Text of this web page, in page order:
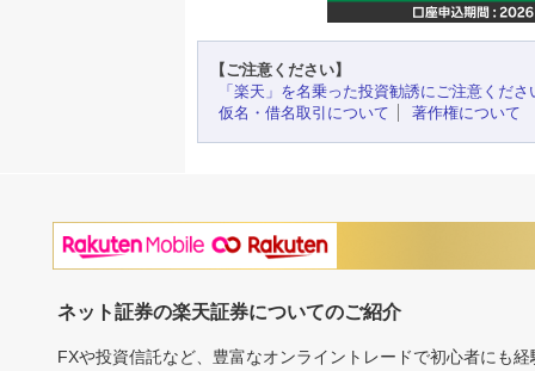
【ご注意ください】
「楽天」を名乗った投資勧誘にご注意くださ
仮名・借名取引について
著作権について
ネット証券の楽天証券についてのご紹介
FXや投資信託など、豊富なオンライントレードで初心者にも